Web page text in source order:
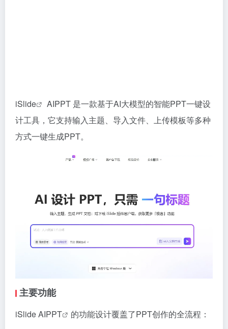
iSlide
AIPPT 是一款基于AI大模型的智能PPT一键设
计工具，它支持输入主题、导入文件、上传模板等多种
方式一键生成PPT。
主要功能
iSlide AIPPT 的功能设计覆盖了PPT创作的全流程：